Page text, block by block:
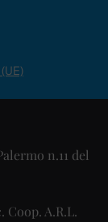
n.11 del
A.R.L.